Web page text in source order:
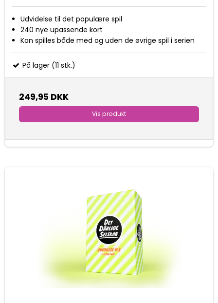
Udvidelse til det populære spil
240 nye upassende kort
Kan spilles både med og uden de øvrige spil i serien
På lager (11 stk.)
249,95 DKK
Vis produkt